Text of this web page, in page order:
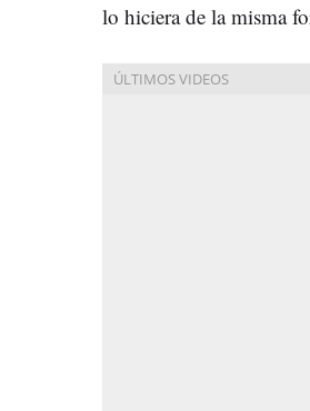
lo hiciera de la misma